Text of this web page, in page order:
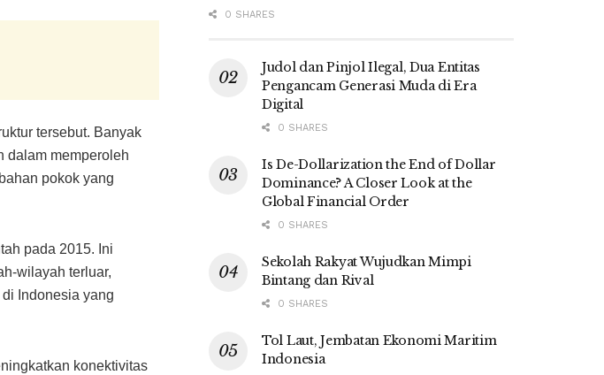
tersebut. Banyak
dalam memperoleh
pokok yang
pada 2015. Ini
wilayah terluar,
Indonesia yang
konektivitas
0 SHARES
Judol dan Pinjol Ilegal, Dua Entitas
Pengancam Generasi Muda di Era
Digital
0 SHARES
Is De-Dollarization the End of Dollar
Dominance? A Closer Look at the
Global Financial Order
0 SHARES
Sekolah Rakyat Wujudkan Mimpi
Bintang dan Rival
0 SHARES
Tol Laut, Jembatan Ekonomi Maritim
Indonesia